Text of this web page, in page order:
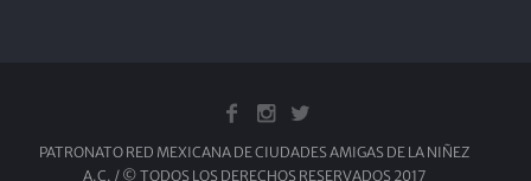
PATRONATO RED MEXICANA DE CIUDADES AMIGAS DE LA NIÑEZ
A.C. / © TODOS LOS DERECHOS RESERVADOS 2017